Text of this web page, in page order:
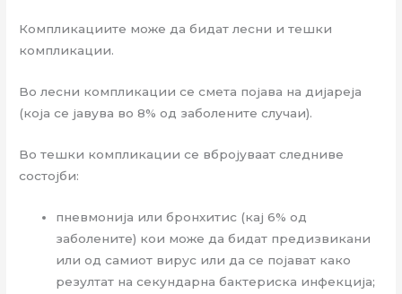
Компликациите може да бидат лесни и тешки
компликации.
Во лесни компликации се смета појава на дијареја
(која се јавува во 8% од заболените случаи).
Во тешки компликации се вбројуваат следниве
состојби:
пневмонија или бронхитис (кај 6% од
заболените) кои може да бидат предизвикани
или од самиот вирус или да се појават како
резултат на секундарна бактериска инфекција;